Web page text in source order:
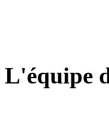
L'équipe